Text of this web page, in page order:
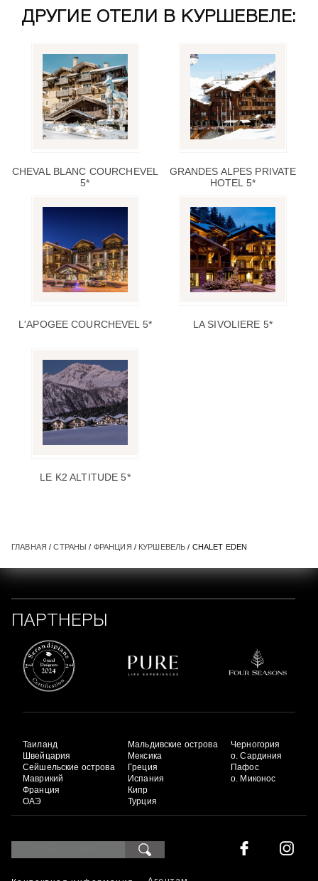
ДРУГИЕ ОТЕЛИ В КУРШЕВЕЛЕ:
CHEVAL BLANC COURCHEVEL
5*
GRANDES ALPES PRIVATE
HOTEL 5*
L'APOGEE COURCHEVEL 5* LA SIVOLIERE 5*
LE K2 ALTITUDE 5*
ГЛАВНАЯ /СТРАНЫ / ФРАНЦИЯ / КУРШЕВЕЛЬ / CHALET EDEN
ПАРТНЕРЫ
Таиланд
Швейцария
Сейшельские острова
Маврикий
Франция
ОАЭ
Мальдивские острова
Мексика
Греция
Испания
Кипр
Турция
Черногория
о. Сардиния
Пафос
о. Миконос